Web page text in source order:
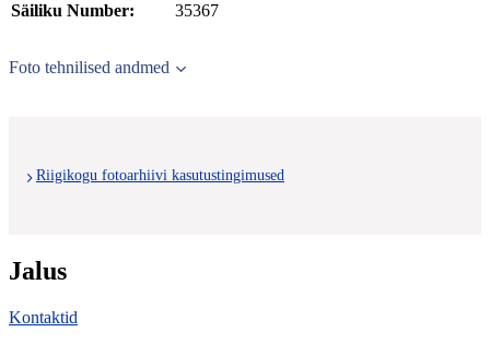
Säiliku Number:
35367
Foto tehnilised andmed
Riigikogu fotoarhiivi kasutustingimused
Jalus
Kontaktid